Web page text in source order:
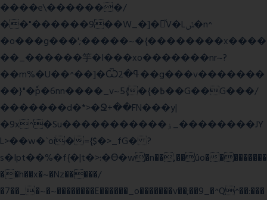
����e\�������/
��"������9��W_�]�ͮV�Lݽ�n^
�o���g���';�����~�{��������x����
��_������竽�I���xo�������nr~?
��m%�U��^��]�Ѿߟ�2��g���v�������
��}"�ٗp�6nn����_v~5{�{�߿��G��G���/
�������d�*>�Ջ+��FN���y|
�9x^�Su�����������ۏ_��������JY
L>��w�ˋoi�={$�>_fG� ?
s�Ipt��%�f{�|t�>:�ϴ�w�n��,��ûo���������
��h��x�~�Nz�����/
�7��_�~�~��������E������_o�������v��;��9_�^Q^��:���